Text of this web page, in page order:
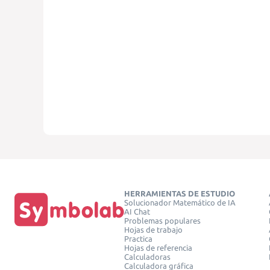
HERRAMIENTAS DE ESTUDIO
Solucionador Matemático de IA
AI Chat
Problemas populares
Hojas de trabajo
Practica
Hojas de referencia
Calculadoras
Calculadora gráfica